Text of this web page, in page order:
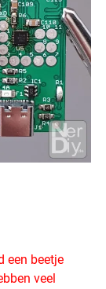
een beetje
veel